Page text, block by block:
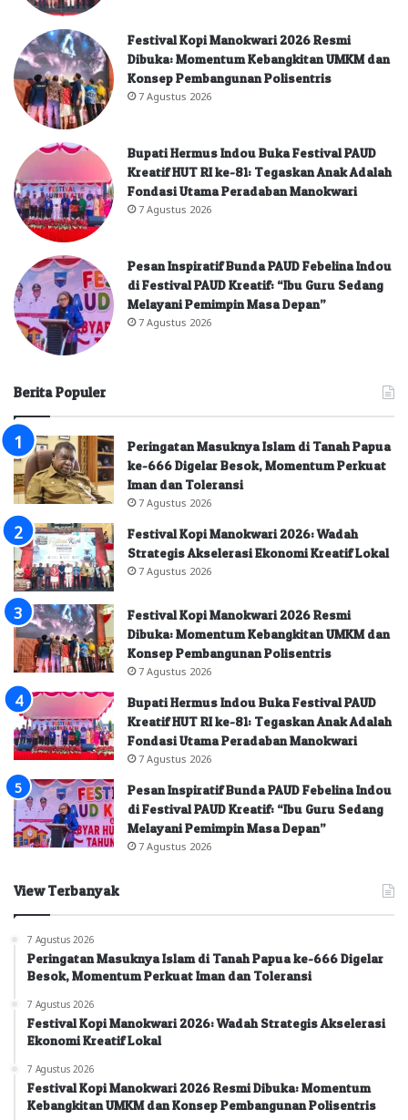
Festival Kopi Manokwari 2026 Resmi
Dibuka: Momentum Kebangkitan UMKM dan
Konsep Pembangunan Polisentris
7 Agustus 2026
Bupati Hermus Indou Buka Festival PAUD
Kreatif HUT RI ke-81: Tegaskan Anak Adalah
Fondasi Utama Peradaban Manokwari
7 Agustus 2026
Pesan Inspiratif Bunda PAUD Febelina Indou
di Festival PAUD Kreatif: “Ibu Guru Sedang
Melayani Pemimpin Masa Depan”
7 Agustus 2026
Berita Populer
Peringatan Masuknya Islam di Tanah Papua
ke-666 Digelar Besok, Momentum Perkuat
Iman dan Toleransi
7 Agustus 2026
Festival Kopi Manokwari 2026: Wadah
Strategis Akselerasi Ekonomi Kreatif Lokal
7 Agustus 2026
Festival Kopi Manokwari 2026 Resmi
Dibuka: Momentum Kebangkitan UMKM dan
Konsep Pembangunan Polisentris
7 Agustus 2026
Bupati Hermus Indou Buka Festival PAUD
Kreatif HUT RI ke-81: Tegaskan Anak Adalah
Fondasi Utama Peradaban Manokwari
7 Agustus 2026
Pesan Inspiratif Bunda PAUD Febelina Indou
di Festival PAUD Kreatif: “Ibu Guru Sedang
Melayani Pemimpin Masa Depan”
7 Agustus 2026
View Terbanyak
7 Agustus 2026
Peringatan Masuknya Islam di Tanah Papua ke-666 Digelar
Besok, Momentum Perkuat Iman dan Toleransi
7 Agustus 2026
Festival Kopi Manokwari 2026: Wadah Strategis Akselerasi
Ekonomi Kreatif Lokal
7 Agustus 2026
Festival Kopi Manokwari 2026 Resmi Dibuka: Momentum
Kebangkitan UMKM dan Konsep Pembangunan Polisentris